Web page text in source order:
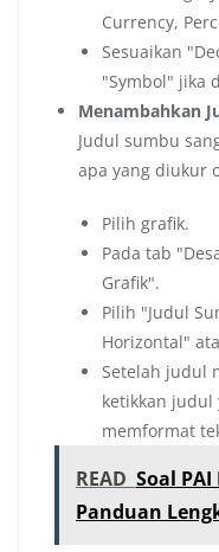
Currency,
Sesuaikan
"Symbol" jika
Menambahkan
Judul sumbu
apa yang diukur
Pilih grafik.
Pada tab
Grafik".
Pilih "Judul
Horizontal"
Setelah judul
ketikkan judul
memformat
READ Soal PAI
Panduan